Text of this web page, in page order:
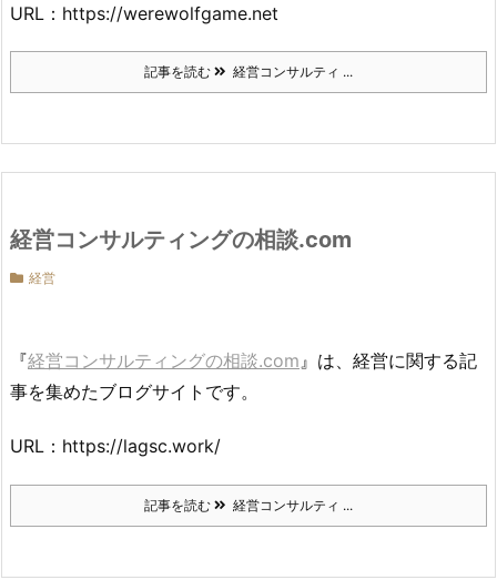
URL：https://werewolfgame.net
記事を読む 経営コンサルティ ...
経営コンサルティングの相談.com
経営
『経営コンサルティングの相談.com』は、経営に関する記
事を集めたブログサイトです。
URL：https://lagsc.work/
記事を読む 経営コンサルティ ...